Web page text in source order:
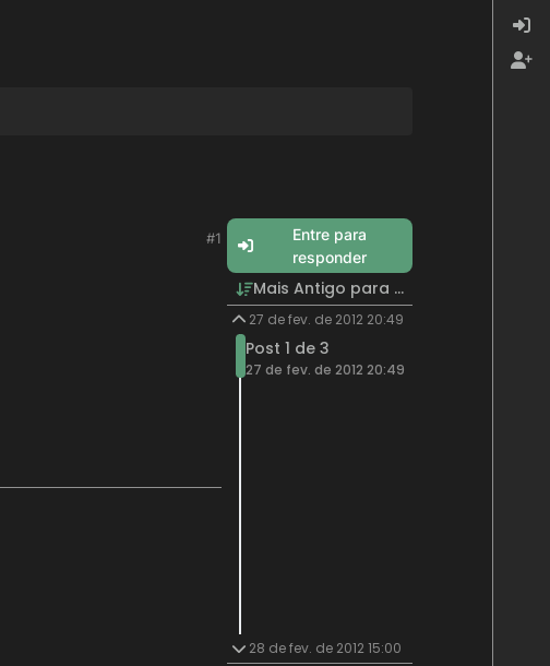
#1
Entre para
responder
Mais Antigo para Mais Recente
27 de fev. de 2012 20:49
Post 1 de 3
27 de fev. de 2012 20:49
28 de fev. de 2012 15:00